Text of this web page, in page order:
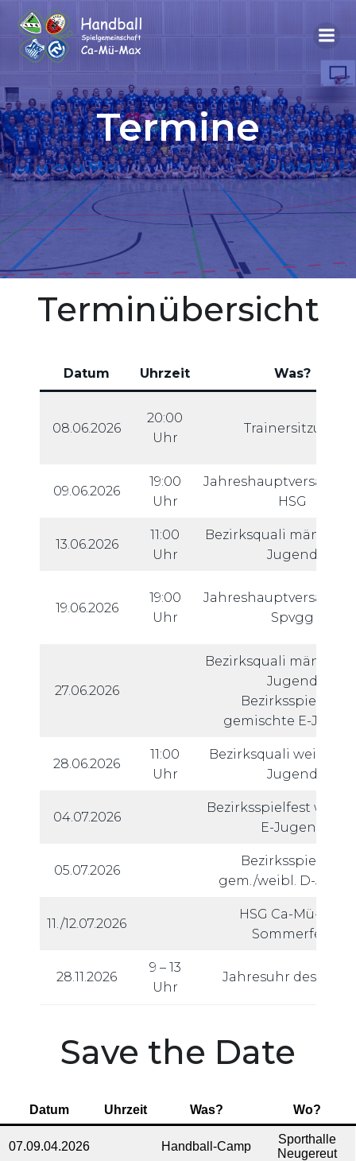
Termine
Terminübersicht
Datum Uhrzeit Was?
08.06.2026
20:00
Uhr
Trainersitzung
09.06.2026
19:00
Uhr
HSG
13.06.2026
11:00
Uhr
Bezirksquali
Jugend
19.06.2026
19:00
Uhr
Spvgg
27.06.2026
Bezirksquali
Jugend
Bezirksspielfest
gemischte E-
28.06.2026
11:00
Uhr
Bezirksquali
Jugend
04.07.2026
Bezirksspielfest
E-Jugend
05.07.2026
Bezirksspielfest
gem./weibl. D-
11./12.07.2026
HSG Ca-Mü-Max
Sommerfest
28.11.2026
9 – 13
Uhr
Jahresuhr des
Save the Date
Datum Uhrzeit Was? Wo?
07.09.04.2026 Handball-Camp
Sporthalle
Neugereut